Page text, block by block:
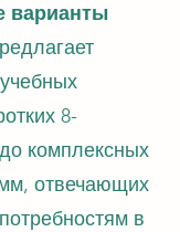
варианты
8-
комплексных
отвечающих
в